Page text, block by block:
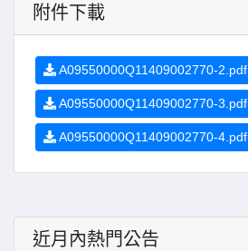
附件下載
A09550000Q11409002770-2.pdf
A09550000Q11409002770-3.pdf
A09550000Q11409002770-4.pdf
近月內熱門公告